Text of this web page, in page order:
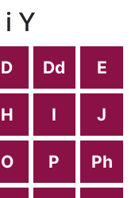
Y
D Dd E
H I J
O P Ph